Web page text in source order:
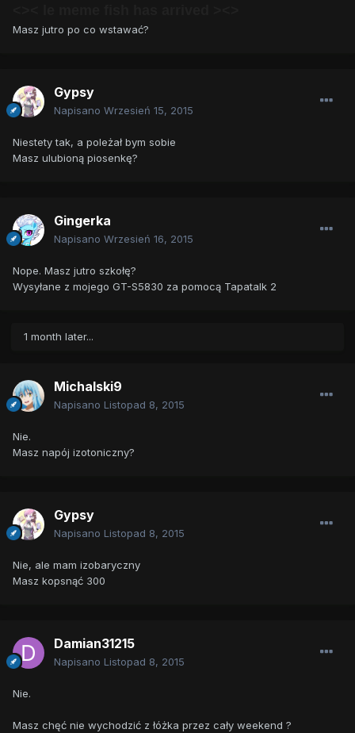
Masz jutro po co wstawać?
Gypsy
Napisano Wrzesień 15, 2015
Niestety tak, a poleżał bym sobie
Masz ulubioną piosenkę?
Gingerka
Napisano Wrzesień 16, 2015
Nope. Masz jutro szkołę?
Wysyłane z mojego GT-S5830 za pomocą Tapatalk 2
1 month later...
Michalski9
Napisano Listopad 8, 2015
Nie.
Masz napój izotoniczny?
Gypsy
Napisano Listopad 8, 2015
Nie, ale mam izobaryczny
Masz kopsnąć 300
Damian31215
Napisano Listopad 8, 2015
Nie.
Masz chęć nie wychodzić z łóżka przez cały weekend ?